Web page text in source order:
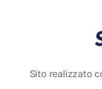
Sito realizzato